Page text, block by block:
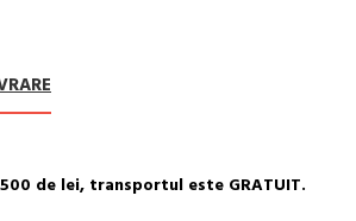
de lei, transportul este GRATUIT.